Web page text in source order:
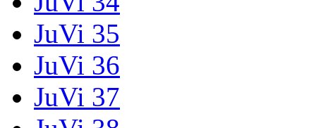
JuVi 35
JuVi 36
JuVi 37